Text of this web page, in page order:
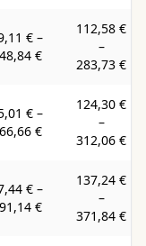
€ –
€
112,58 €
–
283,73 €
€ –
€
124,30 €
–
312,06 €
€ –
€
137,24 €
–
371,84 €